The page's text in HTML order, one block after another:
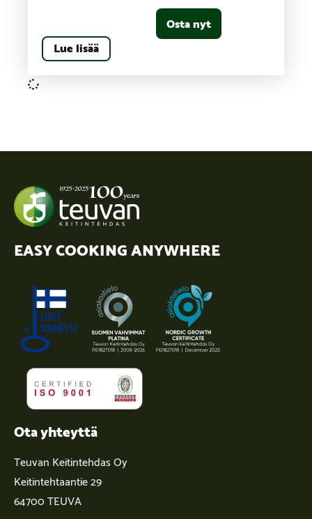
Lue lisää
Osta nyt
EASY COOKING ANYWHERE
Ota yhteyttä
Teuvan Keitintehdas Oy
Keitintehtaantie 29
64700 TEUVA